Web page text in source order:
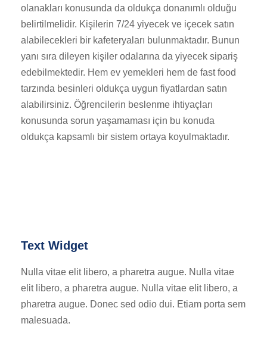
olanakları konusunda da oldukça donanımlı olduğu
belirtilmelidir. Kişilerin 7/24 yiyecek ve içecek satın
alabilecekleri bir kafeteryaları bulunmaktadır. Bunun
yanı sıra dileyen kişiler odalarına da yiyecek sipariş
edebilmektedir. Hem ev yemekleri hem de fast food
tarzında besinleri oldukça uygun fiyatlardan satın
alabilirsiniz. Öğrencilerin beslenme ihtiyaçları
konusunda sorun yaşamaması için bu konuda
oldukça kapsamlı bir sistem ortaya koyulmaktadır.
Text Widget
Nulla vitae elit libero, a pharetra augue. Nulla vitae
elit libero, a pharetra augue. Nulla vitae elit libero, a
pharetra augue. Donec sed odio dui. Etiam porta sem
malesuada.